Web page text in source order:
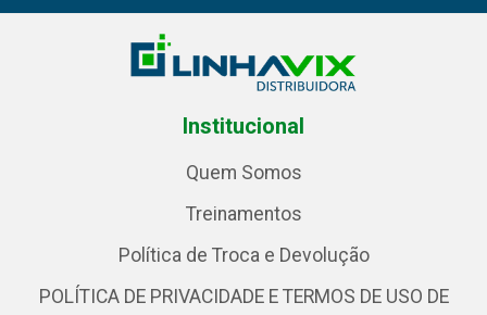
Institucional
Quem Somos
Treinamentos
Política de Troca e Devolução
POLÍTICA DE PRIVACIDADE E TERMOS DE USO DE